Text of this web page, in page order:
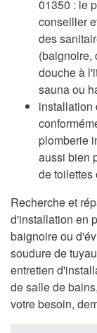
01350 : le
conseiller
des
(baignoire,
douche à
sauna ou
installation
plomberie
aussi bien
de toilettes
Recherche et
d'installation en
baignoire ou
soudure de
entretien
de salle de
votre besoin,